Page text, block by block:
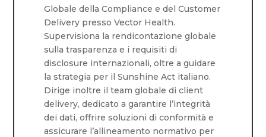
Globale della Compliance e del Customer
Delivery presso Vector Health.
Supervisiona la rendicontazione globale
sulla trasparenza e i requisiti di
disclosure internazionali, oltre a guidare
la strategia per il Sunshine Act italiano.
Dirige inoltre il team globale di client
delivery, dedicato a garantire l’integrità
dei dati, offrire soluzioni di conformità e
assicurare l’allineamento normativo per